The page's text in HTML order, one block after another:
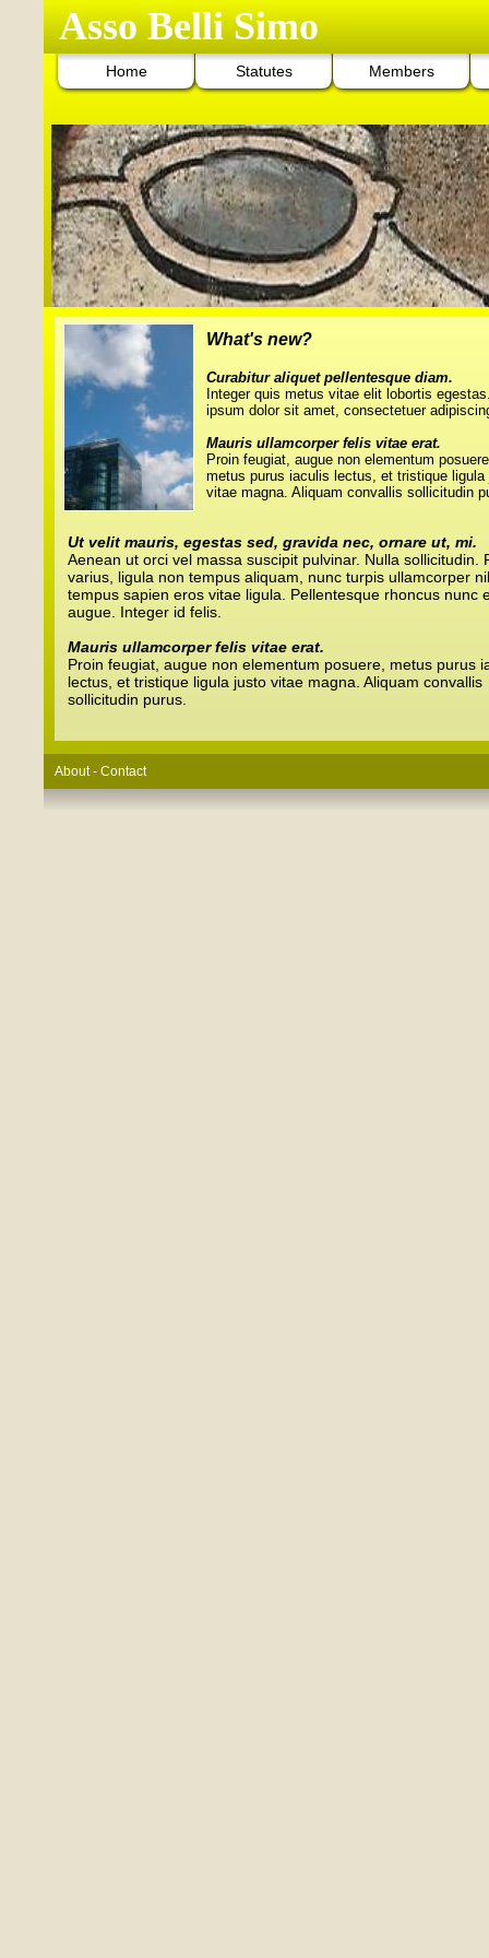
Ut velit mauris, egestas sed, gravida nec, ornare ut, mi.
Aenean ut orci vel massa suscipit pulvinar. Nulla sollicitudin.
varius, ligula non tempus aliquam, nunc turpis ullamcorper
tempus sapien eros vitae ligula. Pellentesque rhoncus nunc
augue. Integer id felis.
Mauris ullamcorper felis vitae erat.
Proin feugiat, augue non elementum posuere, metus purus
lectus, et tristique ligula justo vitae magna. Aliquam convallis
sollicitudin purus.
What's new?
Curabitur aliquet pellentesque diam.
Integer quis metus vitae elit lobortis
ipsum dolor sit amet, consectetuer
Mauris ullamcorper felis vitae erat.
Proin feugiat, augue non elementum
metus purus iaculis lectus, et tristique ligula
vitae magna. Aliquam convallis sollicitudin
Home Statutes Members
Asso Belli Simo
About - Contact